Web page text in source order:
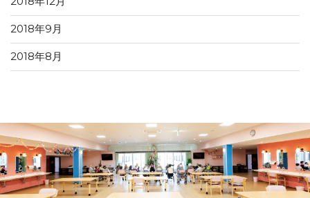
2018年9月
2018年8月